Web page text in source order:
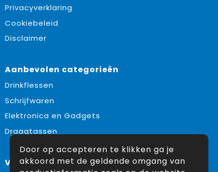
Privacyverklaring
Cookiebeleid
Disclaimer
Aanbevolen categorieën
Drinkflessen
Schrijfwaren
Elektronica en Gadgets
Draagtassen
Volg ons op:
Door op accepteren te klikken ga je
akkoord met de geldende omgang van